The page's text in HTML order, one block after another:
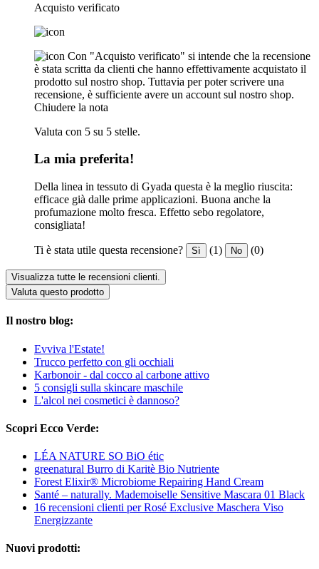
Acquisto verificato
Con "Acquisto verificato" si intende che la recensione
è stata scritta da clienti che hanno effettivamente acquistato il
prodotto sul nostro shop. Tuttavia per poter scrivere una
recensione, è sufficiente avere un account sul nostro shop.
Chiudere la nota
Valuta con 5 su 5 stelle.
La mia preferita!
Della linea in tessuto di Gyada questa è la meglio riuscita:
efficace già dalle prime applicazioni. Buona anche la
profumazione molto fresca. Effetto sebo regolatore,
consigliata!
Ti è stata utile questa recensione? Sì (1) No (0)
Visualizza tutte le recensioni clienti.
Valuta questo prodotto
Il nostro blog:
Evviva l'Estate!
Trucco perfetto con gli occhiali
Karbonoir - dal cocco al carbone attivo
5 consigli sulla skincare maschile
L'alcol nei cosmetici è dannoso?
Scopri Ecco Verde:
LÉA NATURE SO BiO étic
greenatural Burro di Karitè Bio Nutriente
Forest Elixir® Microbiome Repairing Hand Cream
Santé – naturally. Mademoiselle Sensitive Mascara 01 Black
16 recensioni clienti per Rosé Exclusive Maschera Viso
Energizzante
Nuovi prodotti: